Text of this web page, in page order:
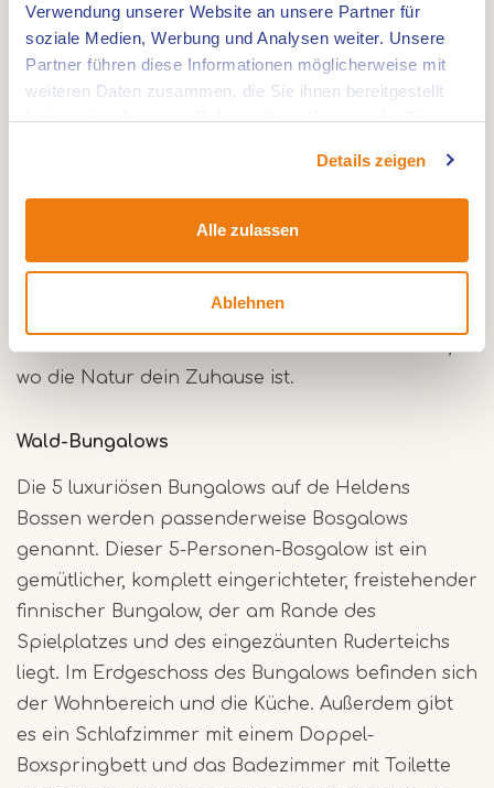
Verwendung unserer Website an unsere Partner für
soziale Medien, Werbung und Analysen weiter. Unsere
Partner führen diese Informationen möglicherweise mit
weiteren Daten zusammen, die Sie ihnen bereitgestellt
haben oder die sie im Rahmen Ihrer Nutzung der Dienste
Details zeigen
Alle zulassen
Ablehnen
damit Kinder sicher spielen können, während du
dich auf der großzügigen Veranda mit Blick ins
Grüne entspannst. Der große Spielplatz und der
Streichelzoo liegen nur wenige Gehminuten
entfernt, perfekt für stundenlangen Spielspaß
Ob du zum Entspannen kommst, die Natur
unseren Waldvillen erlebst du all das. Waldvillen,
wo die Natur dein Zuhause ist.
Wald-Bungalows
Die 5 luxuriösen Bungalows auf de Heldens
Bossen werden passenderweise Bosgalows
genannt. Dieser 5-Personen-Bosgalow ist ein
gemütlicher, komplett eingerichteter, freistehender
finnischer Bungalow, der am Rande des
Spielplatzes und des eingezäunten Ruderteichs
liegt. Im Erdgeschoss des Bungalows befinden sich
der Wohnbereich und die Küche. Außerdem gibt
es ein Schlafzimmer mit einem Doppel-
Boxspringbett und das Badezimmer mit Toilette